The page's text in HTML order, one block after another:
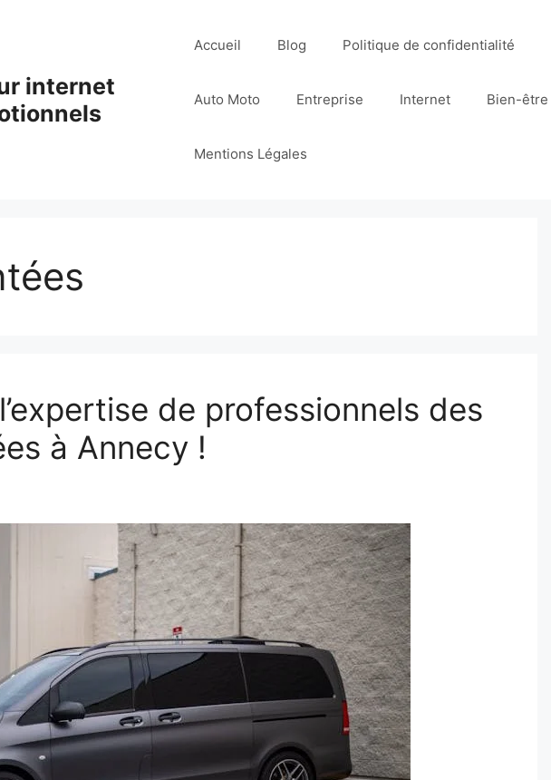
internet
Accueil Blog Politique de confidentialité
Auto Moto Entreprise Internet Bien-être
Mentions Légales
de professionnels des
à Annecy !